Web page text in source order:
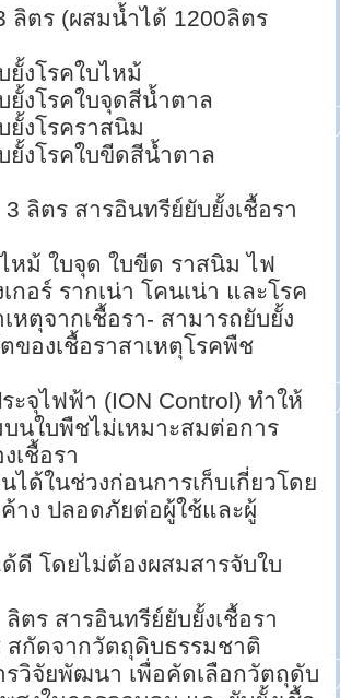
ลิตร (ผสมน้ำได้ 1200ลิตร
ยั้งโรคใบไหม้
ยั้งโรคใบจุดสีน้ำตาล
ยั้งโรคราสนิม
ยั้งโรคใบขีดสีน้ำตาล
ลิตร สารอินทรีย์ยับยั้งเชื้อรา
หม้ ใบจุด ใบขีด ราสนิม ไฟ
กอร์ รากเน่า โคนเน่า และโรค
หตุจากเชื้อรา- สามารถยับยั้ง
ของเชื้อราสาเหตุโรคพืช
ะจุไฟฟ้า (ION Control) ทำให้
นใบพืชไม่เหมาะสมต่อการ
เชื้อรา
ได้ในช่วงก่อนการเก็บเกี่ยวโดย
าง ปลอดภัยต่อผู้ใช้และผู้
ด้ดี โดยไม่ต้องผสมสารจับใบ
ตร สารอินทรีย์ยับยั้งเชื้อรา
กัดจากวัตถุดิบธรรมชาติ
วิจัยพัฒนา เพื่อคัดเลือกวัตถุดับ